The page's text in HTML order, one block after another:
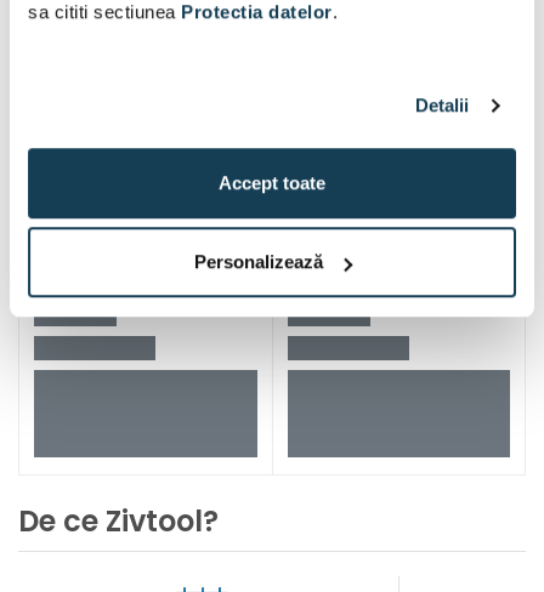
sa cititi sectiunea Protectia datelor.
Detalii
Accept toate
Personalizează
De ce Zivtool?